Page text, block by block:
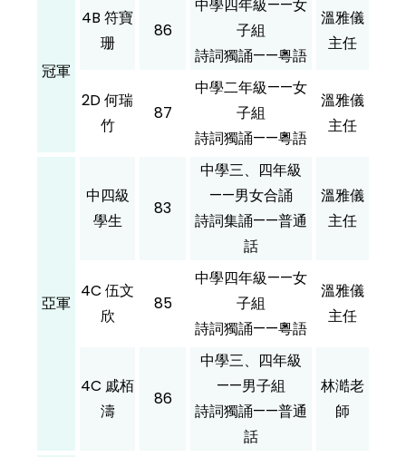
冠軍
4B 符寶
珊
86
中學四年級——女
子組
詩詞獨誦——粵語
溫雅儀
主任
2D 何瑞
竹
87
中學二年級——女
子組
詩詞獨誦——粵語
溫雅儀
主任
亞軍
中四級
學生
83
中學三、四年級
——男女合誦
詩詞集誦——普通
話
溫雅儀
主任
4C 伍文
欣
85
中學四年級——女
子組
詩詞獨誦——粵語
溫雅儀
主任
4C 戚栢
濤
86
中學三、四年級
——男子組
詩詞獨誦——普通
話
林澔老
師